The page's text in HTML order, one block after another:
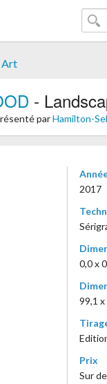
Art
-
parHamilton-
2017
0,0 x
99,1 x
Prix
Sur